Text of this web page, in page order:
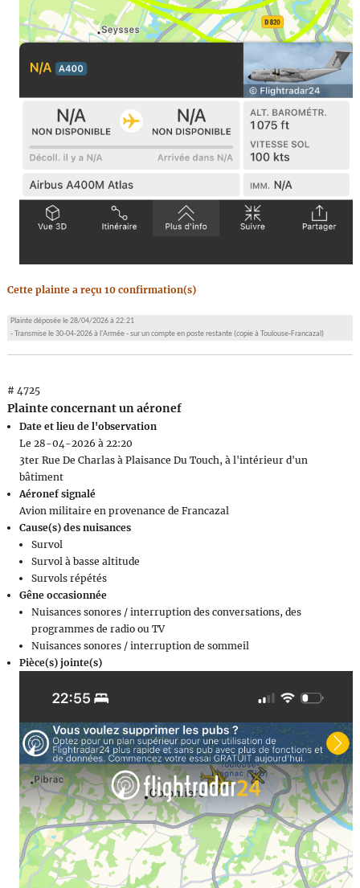
Cette plainte a reçu 10 confirmation(s)
Plainte déposée le 28/04/2026 à 22:21
- Transmise le 30-04-2026 à l'Armée - sur un compte en poste restante (copie à Toulouse-Francazal)
# 4725
Plainte concernant un aéronef
Date et lieu de l'observation
Le 28-04-2026 à 22:20
3ter Rue De Charlas à Plaisance Du Touch, à l'intérieur d'un
bâtiment
Aéronef signalé
Avion militaire en provenance de Francazal
Cause(s) des nuisances
Survol
Survol à basse altitude
Survols répétés
Gêne occasionnée
Nuisances sonores / interruption des conversations, des
programmes de radio ou TV
Nuisances sonores / interruption de sommeil
Pièce(s) jointe(s)